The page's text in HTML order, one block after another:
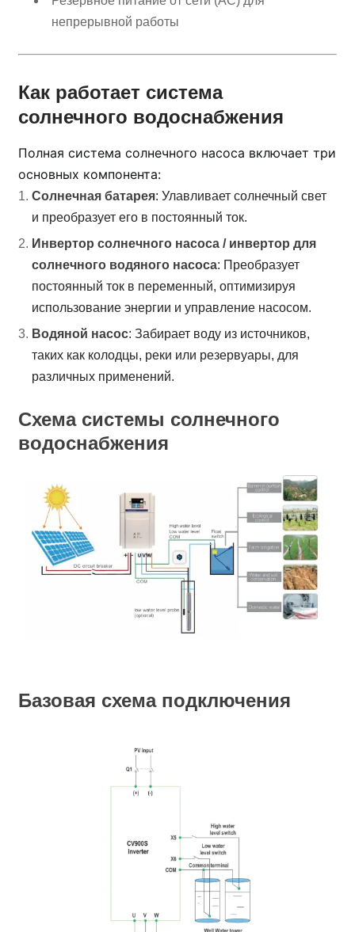
непрерывной работы
Как работает система
солнечного водоснабжения
Полная система солнечного насоса включает три
основных компонента:
Солнечная батарея: Улавливает солнечный свет
и преобразует его в постоянный ток.
Инвертор солнечного насоса / инвертор для
солнечного водяного насоса: Преобразует
постоянный ток в переменный, оптимизируя
использование энергии и управление насосом.
Водяной насос: Забирает воду из источников,
таких как колодцы, реки или резервуары, для
различных применений.
Схема системы солнечного
водоснабжения
Базовая схема подключения